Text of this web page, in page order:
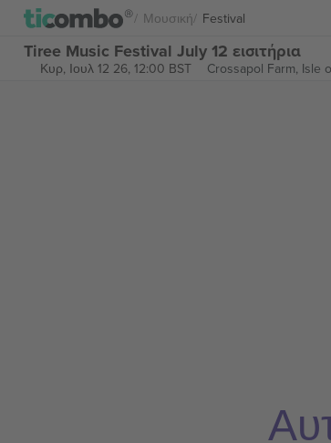
Μουσική Festival
Tiree Music Festival July 12 εισιτήρια
Κυρ, Ιουλ 12 26, 12:00 BST Crossapol Farm, Isle